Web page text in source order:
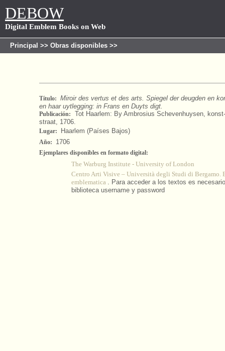
DEBOW
Digital Emblem Books on Web
Principal >> Obras disponibles >>
Título: Miroir des vertus et des arts. Spiegel der deugden en
en haar uytlegging: in Frans en Duyts digt.
Publicación:
Tot Haarlem: By Ambrosius Schevenhuysen,
straat, 1706.
Lugar: Haarlem (Países Bajos)
Año: 1706
Ejemplares disponibles en formato digital:
The Warburg Institute - University of London
Centro Arti Visive – Università degli Studi di Bergamo.
emblematica . Para acceder a los textos es
biblioteca username y password